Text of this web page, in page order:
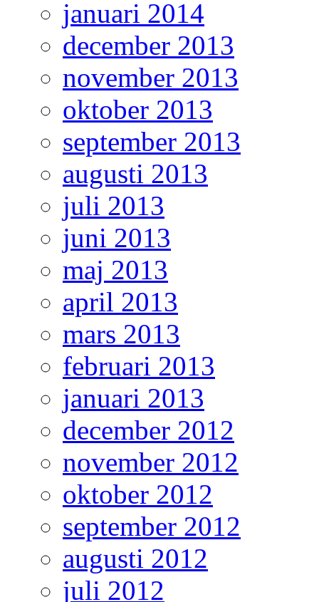
januari 2014
december 2013
november 2013
oktober 2013
september 2013
augusti 2013
juli 2013
juni 2013
maj 2013
april 2013
mars 2013
februari 2013
januari 2013
december 2012
november 2012
oktober 2012
september 2012
augusti 2012
juli 2012